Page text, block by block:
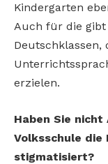
Kindergarten
Auch für die
erzielen.
Haben Sie
Volksschule
stigmatisiert?